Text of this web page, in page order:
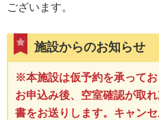
ございます。
施設からのお知らせ
※本施設は仮予約を承って
お申込み後、空室確認が取
書をお送りします。キャン